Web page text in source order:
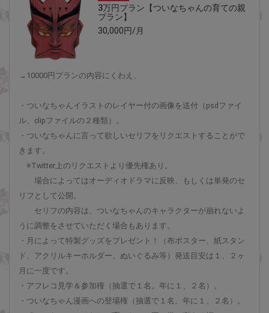
3万円プラン【ついなちゃんの育ての親
プラン】
30,000円/月
→10000円プランの内容にくわえ、
・ついなちゃんイラストのレイヤー付の画像を送付（psdファイ
ル、clipファイルの２種類）。
・ついなちゃんに言って欲しいセリフをリクエストすることがで
きます。
※Twitter上のリクエストより優先権あり。
場合によってはオーディオドラマに反映、もしくは単発のセ
リフとして公開。
セリフの内容は、ついなちゃんのキャラクターが崩れないよ
うに調整をさせていただく場合もあります。
・月によって特製グッズをプレゼント！（布ポスター、紙スタン
ド、アクリルキーホルダー、ぬいぐるみ等）発送目安は１、２ヶ
月に一度です。
・アフレコ見学＆参加権（抽選で１名。年に１、２名）。
・ついなちゃん漫画への登場権（抽選で１名。年に１、２名）。